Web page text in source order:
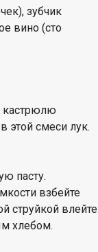
зубчик
вино (сто
кастрюлю
этой смеси лук.
пасту.
взбейте
струйкой влейте
хлебом.